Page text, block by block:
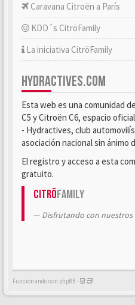
Caravana Citroën a París
KDD´s CitröFamily
La iniciativa CitröFamily
HYDRACTIVES.COM
Esta web es una comunidad
C5 y Citroën C6, espacio
- Hydractives, club
asociación nacional sin ánimo
El registro y acceso a esta
gratuito.
CitröFamily
Disfrutando con nuestros
Funcionando con phpBB -